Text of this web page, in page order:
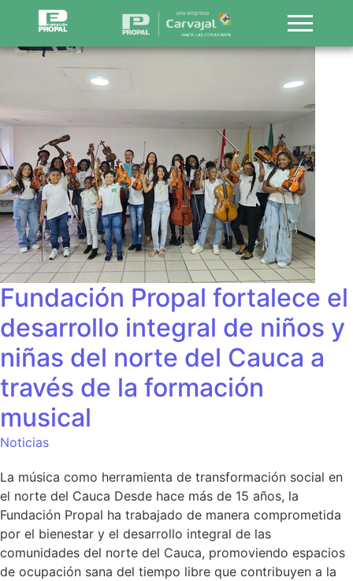
Fundación Propal fortalece el
desarrollo integral de niños y
niñas del norte del Cauca a
través de la formación
musical
Noticias
La música como herramienta de transformación social en
el norte del Cauca Desde hace más de 15 años, la
Fundación Propal ha trabajado de manera comprometida
por el bienestar y el desarrollo integral de las
comunidades del norte del Cauca, promoviendo espacios
de ocupación sana del tiempo libre que contribuyen a la